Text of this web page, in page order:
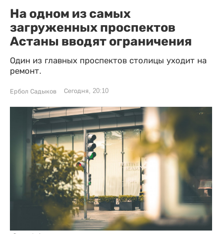
На одном из самых
загруженных проспектов
Астаны вводят ограничения
Один из главных проспектов столицы уходит на
ремонт.
Ербол Садыков Сегодня, 20:10